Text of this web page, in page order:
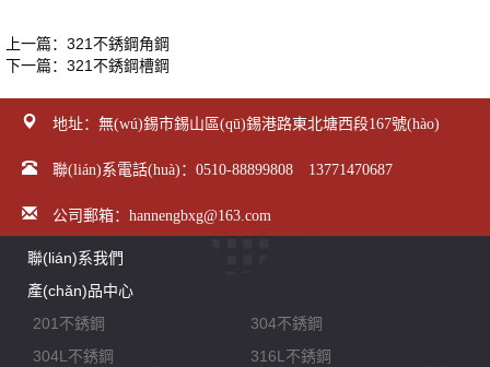
上一篇： 321不銹鋼角鋼
下一篇： 321不銹鋼槽鋼
地址：無(wú)錫市錫山區(qū)錫港路東北塘西段167號(hào)
聯(lián)系電話(huà)：0510-88899808 13771470687
公司郵箱：hannengbxg@163.com
聯(lián)系我們
產(chǎn)品中心
201不銹鋼
304不銹鋼
304L不銹鋼
316L不銹鋼